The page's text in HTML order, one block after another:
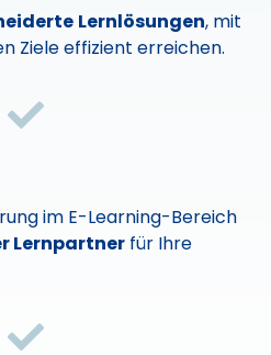
Lernlösungen, mit
Ziele effizient erreichen.
im E-Learning-Bereich
Lernpartner für Ihre